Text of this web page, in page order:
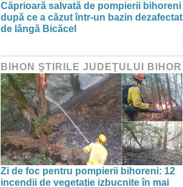
Căprioară salvată de pompierii bihoreni
după ce a căzut într-un bazin dezafectat
de lângă Bicăcel
BIHON ŞTIRILE JUDEŢULUI BIHOR
Zi de foc pentru pompierii bihoreni: 12
incendii de vegetație izbucnite în mai